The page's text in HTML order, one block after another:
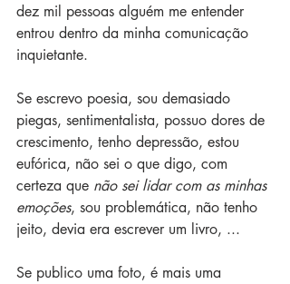
dez mil pessoas alguém me entender
entrou dentro da minha comunicação
inquietante.
Se escrevo poesia, sou demasiado
piegas, sentimentalista, possuo dores de
crescimento, tenho depressão, estou
eufórica, não sei o que digo, com
certeza que não sei lidar com as minhas
emoções, sou problemática, não tenho
jeito, devia era escrever um livro, ...
Se publico uma foto, é mais uma